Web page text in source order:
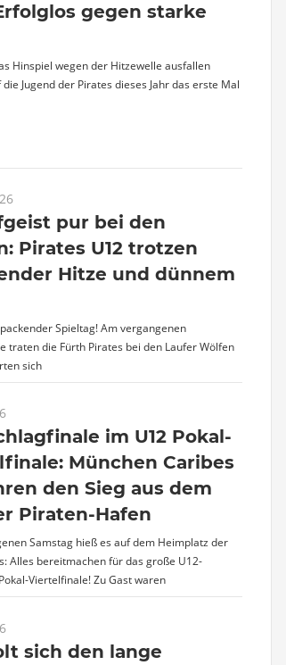
gegen starke
Hinspiel wegen der Hitzewelle ausfallen
Jugend der Pirates dieses Jahr das erste Mal
pur bei den
Pirates U12 trotzen
Hitze und dünnem
Spieltag! Am vergangenen
traten die Fürth Pirates bei den Laufer Wölfen
sich
im U12 Pokal-
München Caribes
den Sieg aus dem
Piraten-Hafen
Samstag hieß es auf dem Heimplatz der
Alles bereitmachen für das große U12-
Viertelfinale! Zu Gast waren
sich den lange